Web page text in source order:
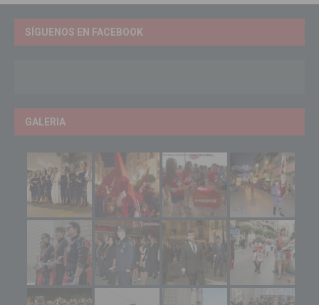
SÍGUENOS EN FACEBOOK
GALERIA